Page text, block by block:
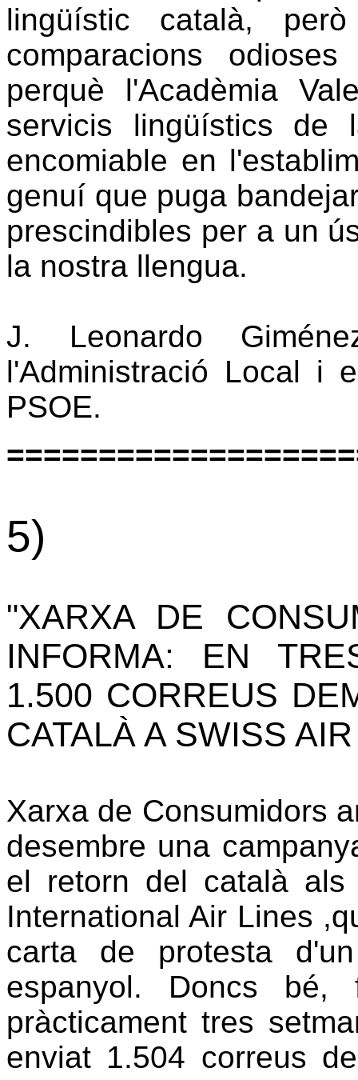
lingüístic català,
comparacions
perquè l'Acadèmia
servicis lingüístics de
encomiable en
genuí que puga
prescindibles per a un
la nostra llengua.
J. Leonardo
l'Administració Local i
PSOE.
5)
"XARXA DE
INFORMA: EN
1.500 CORREUS
CATALÀ A SWISS
Xarxa de Consumidors
desembre una
el retorn del català
International Air Lines
carta de protesta
espanyol. Doncs
pràcticament tres
enviat 1.504 correus